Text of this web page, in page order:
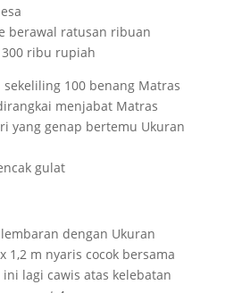
berawal ratusan ribuan
ribu rupiah
100 benang Matras
menjabat Matras
yang genap bertemu Ukuran
gulat
dengan Ukuran
1,2 m nyaris cocok bersama
lagi cawis atas kelebatan